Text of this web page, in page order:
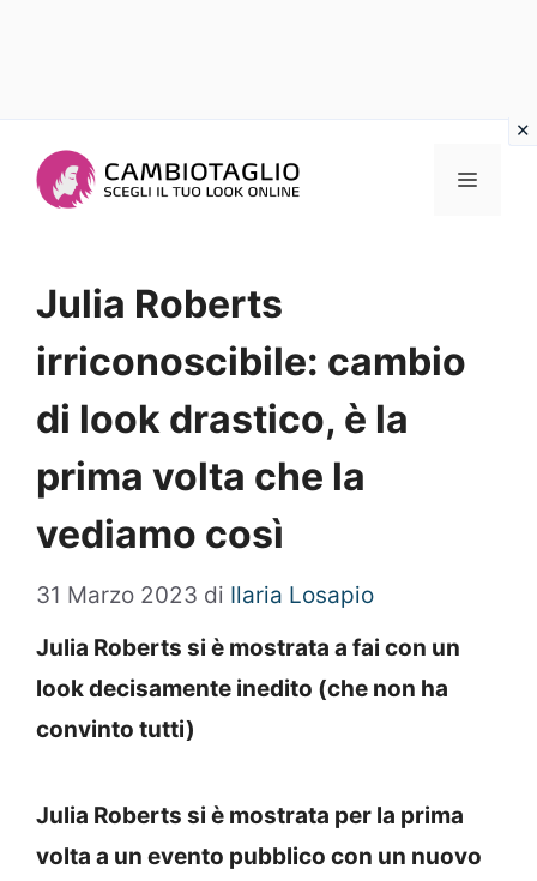
Menu
Julia Roberts
irriconoscibile: cambio
di look drastico, è la
prima volta che la
vediamo così
31 Marzo 2023 di Ilaria Losapio
Julia Roberts si è mostrata a fai con un
look decisamente inedito (che non ha
convinto tutti)
Julia Roberts si è mostrata per la prima
volta a un evento pubblico con un nuovo